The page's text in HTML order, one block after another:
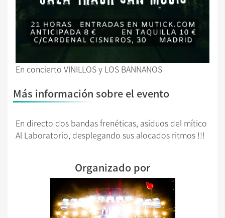
En concierto VINILLOS y LOS BANNANOS
Más información sobre el evento
En directo dos bandas frenéticas, asíduos del mítico
Al Laboratorio, desplegando sus alocados ritmos !!!
Organizado por